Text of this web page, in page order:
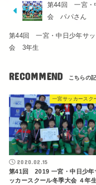
第44回 一宮・
会 パパさん
第44回 一宮・中日少年サ
会 3年生
RECOMMEND
一宮サッカースク
2020.02.15
第41回 2019 一宮・中日少年
ッカースクール冬季大会 ４年